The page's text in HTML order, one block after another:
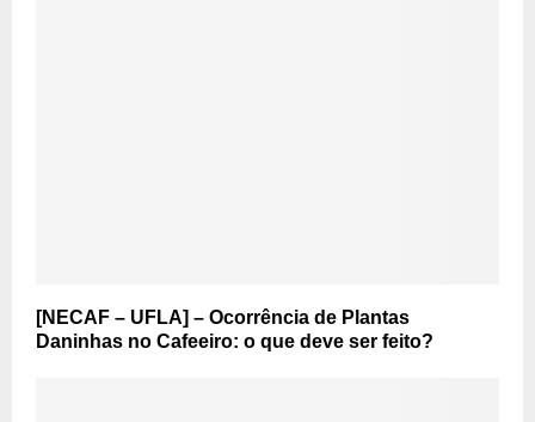
[NECAF – UFLA] – Ocorrência de Plantas
Daninhas no Cafeeiro: o que deve ser feito?